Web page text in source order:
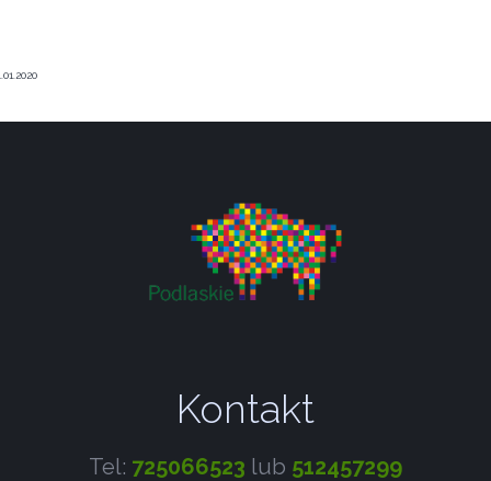
Kontakt
Tel: 725066523 lub 512457299